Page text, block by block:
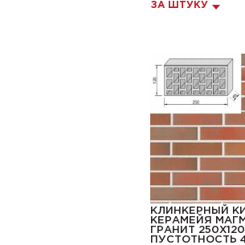
ЗА ШТУКУ
КЛИНКЕРНЫЙ
КЕРАМЕЙЯ
ГРАНИТ
ПУСТОТНОСТЬ